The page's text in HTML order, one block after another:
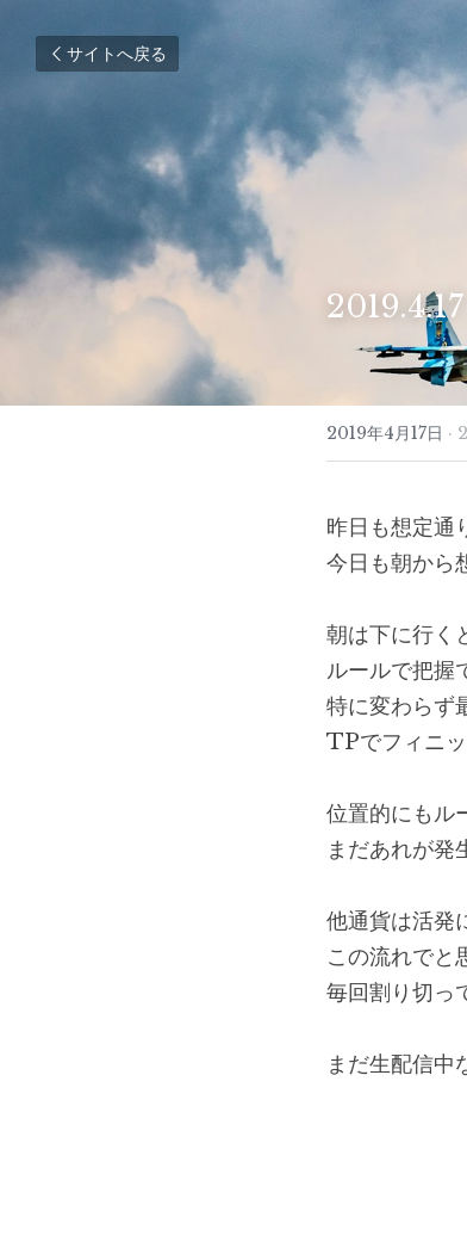
サイトへ戻る
2019年4月17日 ·
昨日も想定通
今日も朝から
朝は下に行く
ルールで把握
特に変わらず
TPでフィニッ
位置的にもル
まだあれが発
他通貨は活発
この流れでと
毎回割り切っ
まだ生配信中